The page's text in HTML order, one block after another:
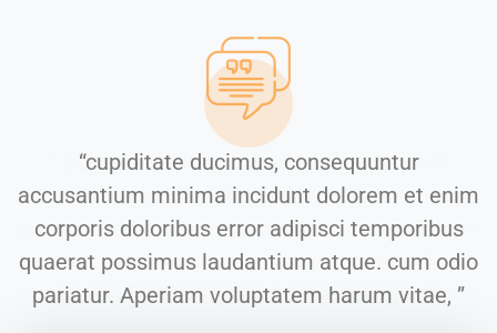
“cupiditate ducimus, consequuntur
accusantium minima incidunt dolorem et enim
corporis doloribus error adipisci temporibus
quaerat possimus laudantium atque. cum odio
pariatur. Aperiam voluptatem harum vitae, ”